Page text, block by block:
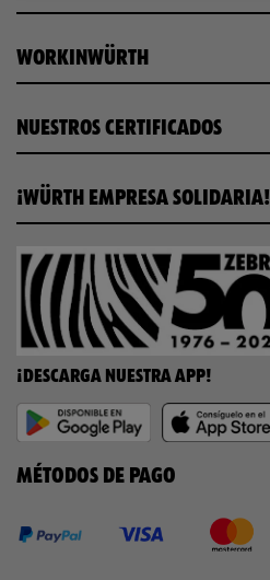
WORKINWÜRTH
NUESTROS CERTIFICADOS
¡WÜRTH EMPRESA SOLIDARIA!
¡DESCARGA NUESTRA APP!
MÉTODOS DE PAGO